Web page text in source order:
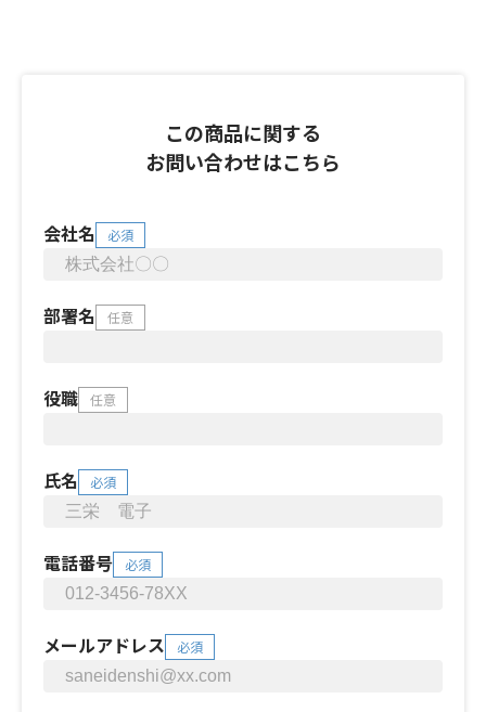
この商品に関する
お問い合わせはこちら
会社名 必須
部署名 任意
役職 任意
氏名 必須
電話番号 必須
メールアドレス 必須